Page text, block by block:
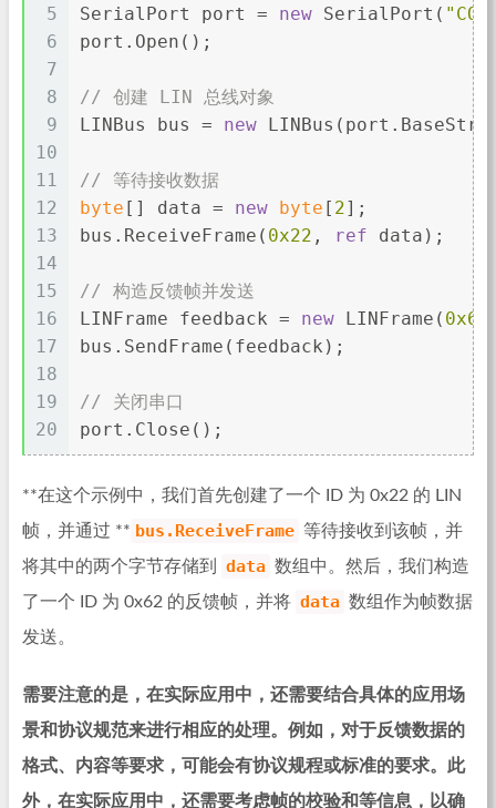
5
6
7
8
9
10
11
12
13
14
15
16
17
18
19
20
SerialPort port = new SerialPort(
port.Open();
// 创建 LIN 总线对象
LINBus bus = new
// 等待接收数据
byte [] data = new byte [ 2];
bus.ReceiveFrame( 0x22 , ref data);
// 构造反馈帧并发送
LINFrame feedback = new LINFrame( 0x62
bus.SendFrame(feedback);
// 关闭串口
port.Close();
**在这个示例中，我们首先创建了一个 ID 为 0x22 的 LIN
帧，并通过 ** bus.ReceiveFrame 等待接收到该帧，并
将其中的两个字节存储到
data 数组中。然后，我们构造
了一个 ID 为 0x62 的反馈帧，并将 data 数组作为帧数据
发送。
需要注意的是，在实际应用中，还需要结合具体的应用场
景和协议规范来进行相应的处理。例如，对于反馈数据的
格式、内容等要求，可能会有协议规程或标准的要求。此
外，在实际应用中，还需要考虑帧的校验和等信息，以确